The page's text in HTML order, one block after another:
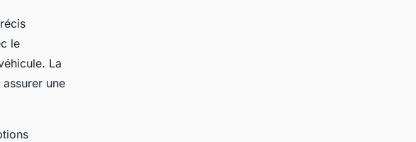
le
La
une